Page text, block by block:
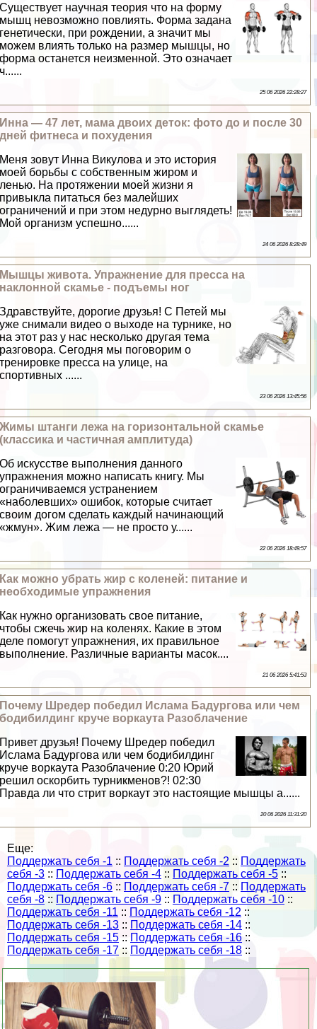
Существует научная теория что на форму
мышц невозможно повлиять. Форма задана
генетически, при рождении, а значит мы
можем влиять только на размер мышцы, но
форма останется неизменной. Это означает
ч......
25 06 2026 22:28:27
Инна — 47 лет, мама двоих деток: фото до и после 30
дней фитнеса и похудения
Меня зовут Инна Викулова и это история
моей борьбы с собственным жиром и
ленью. На протяжении моей жизни я
привыкла питаться без малейших
ограничений и при этом недурно выглядеть!
Мой организм успешно......
24 06 2026 8:28:49
Мышцы живота. Упражнение для пресса на
наклонной скамье - подъемы ног
Здравствуйте, дорогие друзья! С Петей мы
уже снимали видео о выходе на турнике, но
на этот раз у нас несколько другая тема
разговора. Сегодня мы поговорим о
тренировке пресса на улице, на
спортивных ......
23 06 2026 13:45:56
Жимы штанги лежа на горизонтальной скамье
(классика и частичная амплитуда)
Об искусстве выполнения данного
упражнения можно написать книгу. Мы
ограничиваемся устранением
«наболевших» ошибок, которые считает
своим догом сделать каждый начинающий
«жмун». Жим лежа — не просто у......
22 06 2026 18:49:57
Как можно убрать жир с коленей: питание и
необходимые упражнения
Как нужно организовать свое питание,
чтобы сжечь жир на коленях. Какие в этом
деле помогут упражнения, их правильное
выполнение. Различные варианты масок....
21 06 2026 5:41:53
Почему Шредер победил Ислама Бадургова или чем
бодибилдинг круче воркаута Разоблачение
Привет друзья! Почему Шредер победил
Ислама Бадургова или чем бодибилдинг
круче воркаута Разоблачение 0:20 Юрий
решил оскорбить турникменов?! 02:30
Правда ли что стрит воркаут это настоящие мышцы а......
20 06 2026 11:31:20
Еще:
Поддержать себя -1 :: Поддержать себя -2 :: Поддержать
себя -3 :: Поддержать себя -4 :: Поддержать себя -5 ::
Поддержать себя -6 :: Поддержать себя -7 :: Поддержать
себя -8 :: Поддержать себя -9 :: Поддержать себя -10 ::
Поддержать себя -11 :: Поддержать себя -12 ::
Поддержать себя -13 :: Поддержать себя -14 ::
Поддержать себя -15 :: Поддержать себя -16 ::
Поддержать себя -17 :: Поддержать себя -18 ::